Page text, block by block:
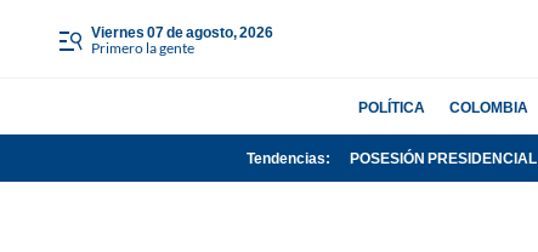
viernes 07 de agosto, 2026
Primero la gente
POLÍTICA COLOMBIA
Tendencias: POSESIÓN PRESIDENCIAL